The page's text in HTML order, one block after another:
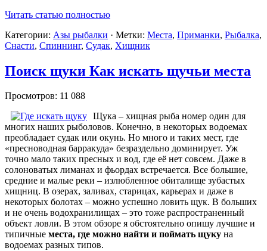
Читать статью полностью
Категории: Азы рыбалки · Метки: Места, Приманки, Рыбалка,
Снасти, Спиннинг, Судак, Хищник
Поиск щуки Как искать щучьи места
Просмотров: 11 088
Щука – хищная рыба номер один для
многих наших рыболовов. Конечно, в некоторых водоемах
преобладает судак или окунь. Но много и таких мест, где
«пресноводная барракуда» безраздельно доминирует. Уж
точно мало таких пресных и вод, где её нет совсем. Даже в
солоноватых лиманах и фьордах встречается. Все большие,
средние и малые реки – излюбленное обиталище зубастых
хищниц. В озерах, заливах, старицах, карьерах и даже в
некоторых болотах – можно успешно ловить щук. В больших
и не очень водохранилищах – это тоже распространенный
объект ловли. В этом обзоре я обстоятельно опишу лучшие и
типичные места, где можно найти и поймать щуку на
водоемах разных типов.